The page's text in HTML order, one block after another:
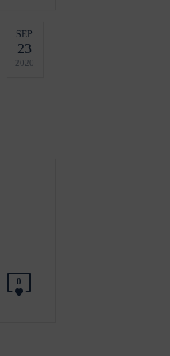
SEP
23
2020
0